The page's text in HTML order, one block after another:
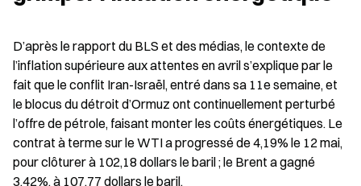
D’après le rapport du BLS et des médias, le contexte de
l’inflation supérieure aux attentes en avril s’explique par le
fait que le conflit Iran-Israël, entré dans sa 11e semaine, et
le blocus du détroit d’Ormuz ont continuellement perturbé
l’offre de pétrole, faisant monter les coûts énergétiques. Le
contrat à terme sur le WTI a progressé de 4,19% le 12 mai,
pour clôturer à 102,18 dollars le baril ; le Brent a gagné
3,42%, à 107,77 dollars le baril.